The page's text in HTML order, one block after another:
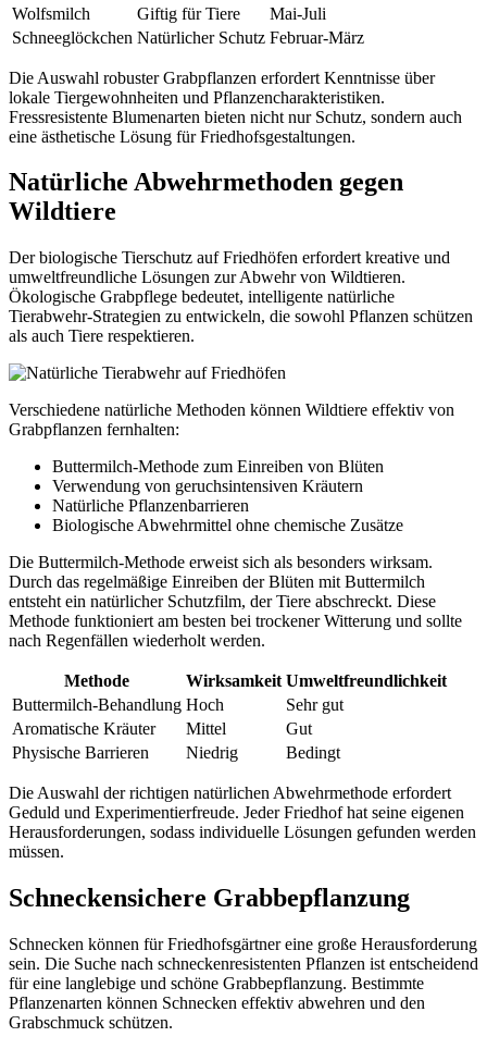
Wolfsmilch
Giftig für Tiere
Mai-Juli
Schneeglöckchen Natürlicher Schutz Februar-März
Die Auswahl robuster Grabpflanzen erfordert Kenntnisse über
lokale Tiergewohnheiten und Pflanzencharakteristiken.
Fressresistente Blumenarten bieten nicht nur Schutz, sondern auch
eine ästhetische Lösung für Friedhofsgestaltungen.
Natürliche Abwehrmethoden gegen
Wildtiere
Der biologische Tierschutz auf Friedhöfen erfordert kreative und
umweltfreundliche Lösungen zur Abwehr von Wildtieren.
Ökologische Grabpflege bedeutet, intelligente natürliche
Tierabwehr-Strategien zu entwickeln, die sowohl Pflanzen schützen
als auch Tiere respektieren.
Verschiedene natürliche Methoden können Wildtiere effektiv von
Grabpflanzen fernhalten:
Buttermilch-Methode zum Einreiben von Blüten
Verwendung von geruchsintensiven Kräutern
Natürliche Pflanzenbarrieren
Biologische Abwehrmittel ohne chemische Zusätze
Die Buttermilch-Methode erweist sich als besonders wirksam.
Durch das regelmäßige Einreiben der Blüten mit Buttermilch
entsteht ein natürlicher Schutzfilm, der Tiere abschreckt. Diese
Methode funktioniert am besten bei trockener Witterung und sollte
nach Regenfällen wiederholt werden.
Methode Wirksamkeit Umweltfreundlichkeit
Buttermilch-Behandlung Hoch
Sehr gut
Aromatische Kräuter
Mittel
Gut
Physische Barrieren
Niedrig Bedingt
Die Auswahl der richtigen natürlichen Abwehrmethode erfordert
Geduld und Experimentierfreude. Jeder Friedhof hat seine eigenen
Herausforderungen, sodass individuelle Lösungen gefunden werden
müssen.
Schneckensichere Grabbepflanzung
Schnecken können für Friedhofsgärtner eine große Herausforderung
sein. Die Suche nach schneckenresistenten Pflanzen ist entscheidend
für eine langlebige und schöne Grabbepflanzung. Bestimmte
Pflanzenarten können Schnecken effektiv abwehren und den
Grabschmuck schützen.